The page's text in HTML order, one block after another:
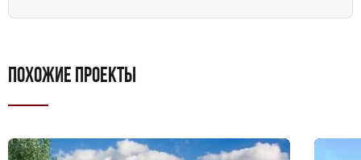
ПОХОЖИЕ ПРОЕКТЫ